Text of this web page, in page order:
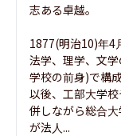
志ある卓越。
1877(明治10)年4
法学、理学、文
学校の前身)で構
以後、工部大学
併しながら総合
が法人...